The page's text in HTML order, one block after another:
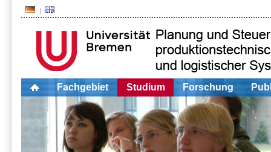
Fachgebiet Studium Forschung